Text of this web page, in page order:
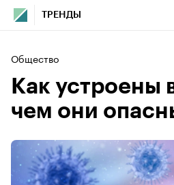
ТРЕНДЫ
Общество
Как устроены
чем они